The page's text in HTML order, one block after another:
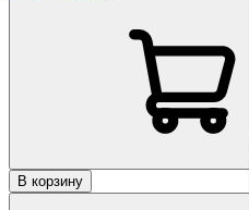
В корзину